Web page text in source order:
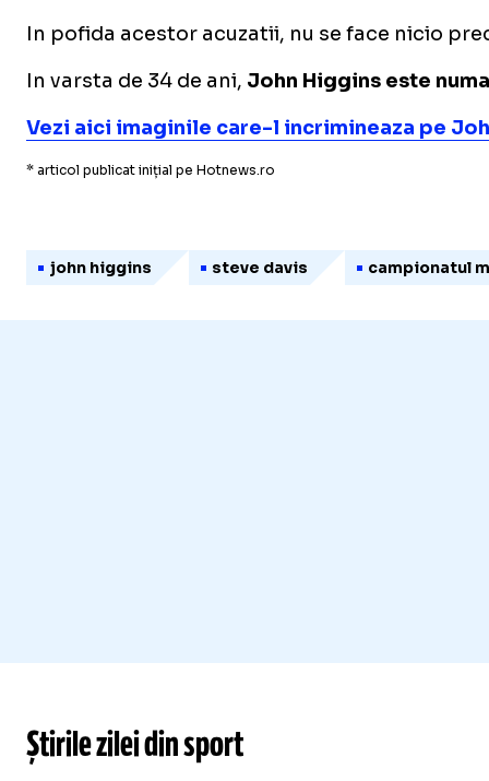
In pofida acestor acuzatii, nu se face nicio
In varsta de 34 de ani, John Higgins este
Vezi aici imaginile care-l incrimineaza pe
* articol publicat inițial pe Hotnews.ro
john higgins steve davis campionatul
Știrile zilei din sport